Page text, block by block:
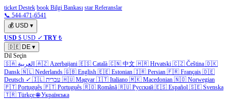
ticket Destek book Bilgi Bankası star Referanslar
📞 544-471-6541
💰 USD ▾
USD $ USD ✓ TRY ₺
🇩🇪 DE ▾
Dil Seçin
🇸🇦 العربية 🇦🇿 Azerbaijani 🇪🇸 Català 🇨🇳 中文 🇭🇷 Hrvatski 🇨🇿 Čeština 🇩🇰
Dansk 🇳🇱 Nederlands 🇬🇧 English 🇪🇪 Estonian 🇮🇷 Persian 🇫🇷 Français 🇩🇪
Deutsch ✓ 🇮🇱 עברית 🇭🇺 Magyar 🇮🇹 Italiano 🇲🇰 Macedonian 🇳🇴 Norwegian
🇵🇹 Português 🇵🇹 Português 🇷🇴 Română 🇷🇺 Русский 🇪🇸 Español 🇸🇪 Svenska
🇹🇷 Türkçe 🌐 Українська